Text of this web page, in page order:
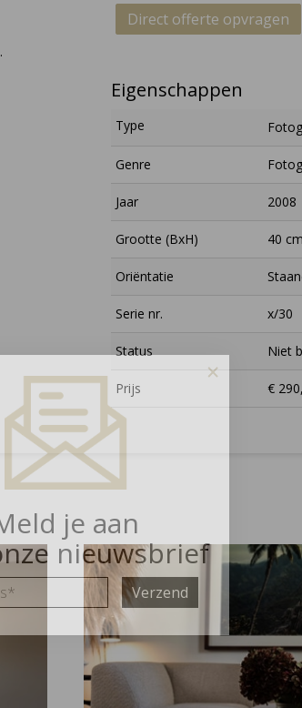
Direct offerte opvragen
Eigenschappen
Type
Genre
Jaar 2008
Grootte (BxH) 40
Oriëntatie
Serie nr. x/30
Status Niet
Prijs €
je aan
nieuwsbrief
*
×